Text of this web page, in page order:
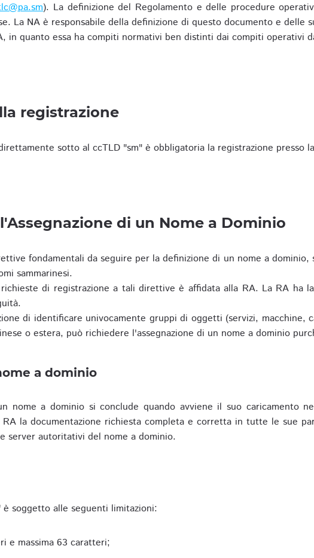
). La definizione del Regolamento e delle procedure
La NA è responsabile della definizione di questo documento e delle
in quanto essa ha compiti normativi ben distinti dai compiti operativi
registrazione
sotto al ccTLD "sm" è obbligatoria la registrazione presso
di un Nome a Dominio
fondamentali da seguire per la definizione di un nome a
sammarinesi.
di registrazione a tali direttive è affidata alla RA. La RA ha
di identificare univocamente gruppi di oggetti (servizi, macchine,
o estera, può richiedere l'assegnazione di un nome a dominio
a dominio
nome a dominio si conclude quando avviene il suo caricamento
la documentazione richiesta completa e corretta in tutte le sue
server autoritativi del nome a dominio.
soggetto alle seguenti limitazioni:
e massima 63 caratteri;